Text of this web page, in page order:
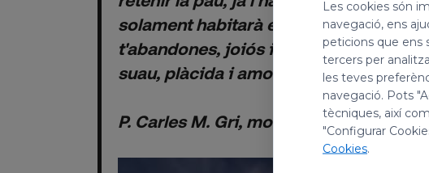
solament habitarà en el teu cor si
t'abandones, joiós i confiat, a la
suau, plàcida i amorosa del Pare del
P. Carles M. Gri, monjo de Montserrat
Les cookies són
navegació, ens
peticions que ens
tercers per
les teves
navegació. Pots
tècniques, així
"Configurar
Cookies.